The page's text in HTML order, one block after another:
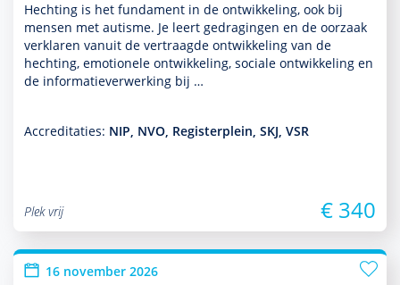
Hechting is het fundament in de ont­wikke­ling, ook bij
mensen met autisme. Je leert gedragingen en de oorzaak
verklaren vanuit de vertraagde ont­wikke­ling van de
hechting, emotionele ont­wikke­ling, sociale ont­wikke­ling en
de infor­matieverwerking bij …
Accreditaties: NIP, NVO, Registerplein, SKJ, VSR
Plek vrij € 340
16 november 2026